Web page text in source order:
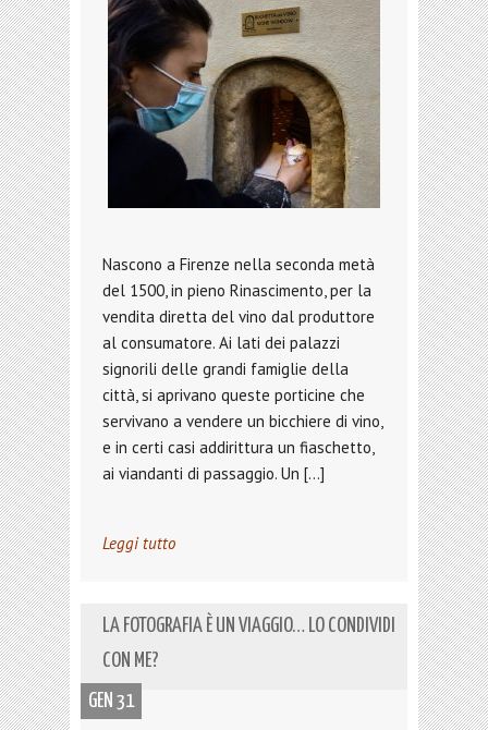
Nascono a Firenze nella seconda metà
del 1500, in pieno Rinascimento, per la
vendita diretta del vino dal produttore
al consumatore. Ai lati dei palazzi
signorili delle grandi famiglie della
città, si aprivano queste porticine che
servivano a vendere un bicchiere di vino,
e in certi casi addirittura un fiaschetto,
ai viandanti di passaggio. Un […]
Leggi tutto
LA FOTOGRAFIA È UN VIAGGIO… LO CONDIVIDI
CON ME?
GEN 31